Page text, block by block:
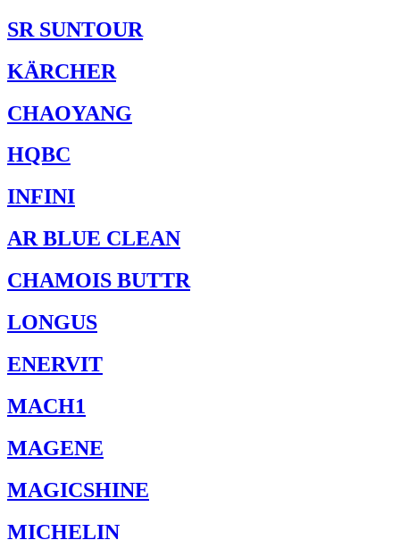
SR SUNTOUR
KÄRCHER
CHAOYANG
HQBC
INFINI
AR BLUE CLEAN
CHAMOIS BUTTR
LONGUS
ENERVIT
MACH1
MAGENE
MAGICSHINE
MICHELIN